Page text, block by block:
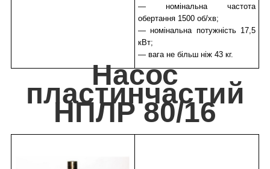
— номінальна частота
обертання 1500 об/хв;
— номінальна потужність 17,5
кВт;
— вага не більш ніж 43 кг.
Насос
пластинчастий
НПЛР 80/16